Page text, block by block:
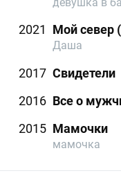
2021 Мой север
Даша
2017 Свидетели
2016 Все о
2015 Мамочки
мамочка